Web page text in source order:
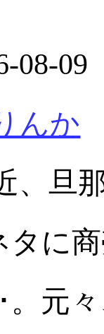
08-09
んか
、旦
タに
。元